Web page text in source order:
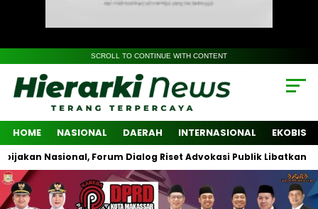
SCROLL TO CONTINUE WITH CONTENT
HOME NASIONAL DAERAH INTERNASIONAL EKOBIS
Nasional, Forum Dialog Riset Advokasi Publik Libatkan